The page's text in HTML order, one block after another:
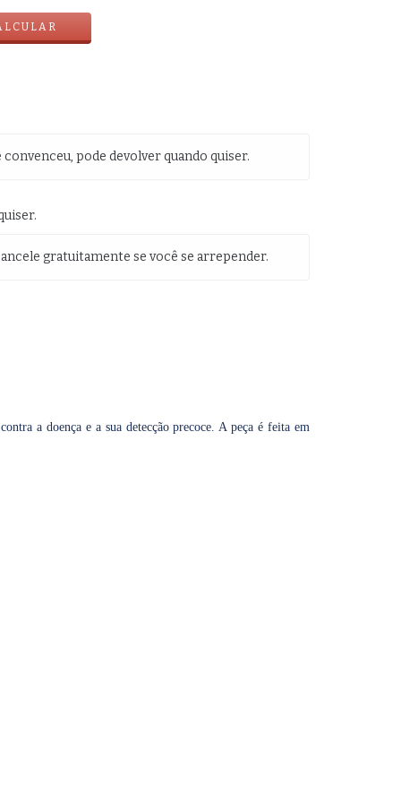
convenceu, pode devolver quando quiser.
gratuitamente se você se arrepender.
a doença e a sua detecção precoce. A peça é feita em